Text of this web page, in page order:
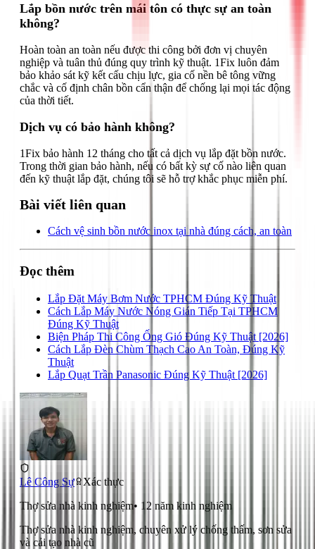
Lắp bồn nước trên mái tôn có thực sự an toàn
không?
Hoàn toàn an toàn nếu được thi công bởi đơn vị chuyên
nghiệp và tuân thủ đúng quy trình kỹ thuật. 1Fix luôn đảm
bảo khảo sát kỹ kết cấu chịu lực, gia cố nền bê tông vững
chắc và cố định chân bồn cẩn thận để chống lại mọi tác động
của thời tiết.
Dịch vụ có bảo hành không?
1Fix bảo hành 12 tháng cho tất cả dịch vụ lắp đặt bồn nước.
Trong thời gian bảo hành, nếu có bất kỳ sự cố nào liên quan
đến kỹ thuật lắp đặt, chúng tôi sẽ hỗ trợ khắc phục miễn phí.
Bài viết liên quan
Cách vệ sinh bồn nước inox tại nhà đúng cách, an toàn
Đọc thêm
Lắp Đặt Máy Bơm Nước TPHCM Đúng Kỹ Thuật
Cách Lắp Máy Nước Nóng Gián Tiếp Tại TPHCM
Đúng Kỹ Thuật
Biện Pháp Thi Công Ống Gió Đúng Kỹ Thuật [2026]
Cách Lắp Đèn Chùm Thạch Cao An Toàn, Đúng Kỹ
Thuật
Lắp Quạt Trần Panasonic Đúng Kỹ Thuật [2026]
Lê Công Sự
Xác thực
Thợ sửa nhà kinh nghiệm• 12 năm kinh nghiệm
Thợ sửa nhà kinh nghiệm, chuyên xử lý chống thấm, sơn sửa
và cải tạo nhà cũ